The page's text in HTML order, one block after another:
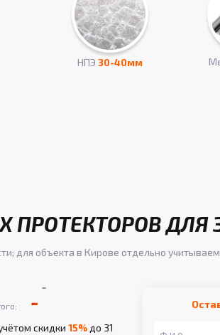
НПЭ 30-40мм
ПРОТЕКТОРОВ ДЛЯ
для объекта в Кирове отдельно
-
-
скидки 15% до 31